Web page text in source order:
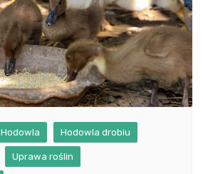
Hodowla Hodowla drobiu
Uprawa roślin